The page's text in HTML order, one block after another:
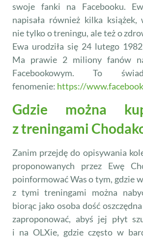
swoje fanki na Facebooku.
napisała również kilka
nie tylko o treningu, ale też o
Ewa urodziła się 24 lutego
Ma prawie 2 miliony fanów
Facebookowym. To
fenomenie: https://
Gdzie można
z treningami
Zanim przejdę do opisywania
proponowanych przez Ewę
poinformować Was o tym, gdzie
z tymi treningami można
biorąc jako osoba dość
zaproponować, abyś jej płyt
i na OLXie, gdzie często w